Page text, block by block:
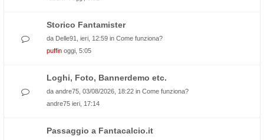
Storico Fantamister
da Delle91 , ieri, 12:59 in Come funziona?
puffin oggi, 5:05
Loghi, Foto, Bannerdemo etc.
da andre75 , 03/08/2026, 18:22 in Come funziona?
andre75 ieri, 17:14
Passaggio a Fantacalcio.it